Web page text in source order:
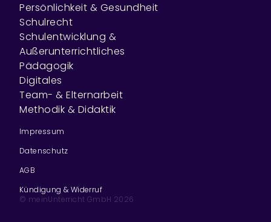
Persönlichkeit & Gesundheit
Schulrecht
Schulentwicklung &
Außerunterrichtliches
Pädagogik
Digitales
Team- & Elternarbeit
Methodik & Didaktik
© meinUnterricht GmbH 2026
Impressum
Datenschutz
AGB
Kündigung & Widerruf